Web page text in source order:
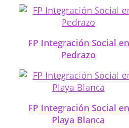
FP Integración Social en
Pedrazo
FP Integración Social en
Playa Blanca